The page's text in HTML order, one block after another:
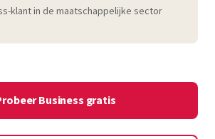
klant in de maatschappelijke sector
Business gratis